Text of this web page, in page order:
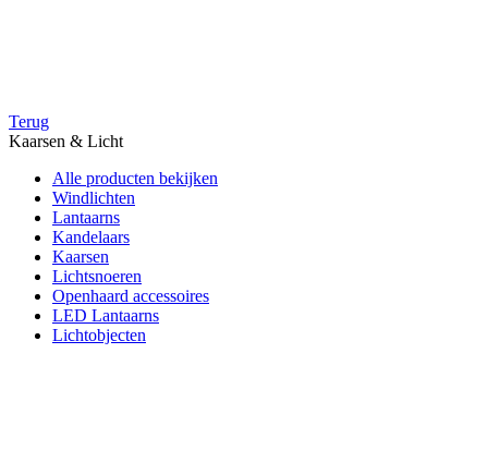
Terug
Kaarsen & Licht
Alle producten bekijken
Windlichten
Lantaarns
Kandelaars
Kaarsen
Lichtsnoeren
Openhaard accessoires
LED Lantaarns
Lichtobjecten